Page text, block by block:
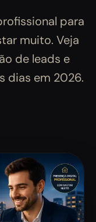
para
muito. Veja
de leads e
dias em 2026.